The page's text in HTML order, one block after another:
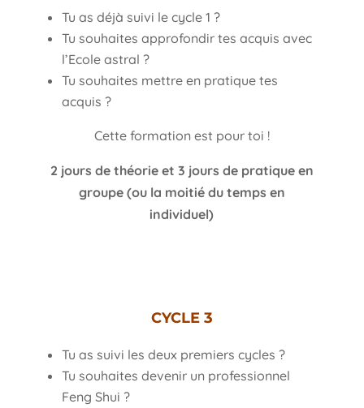
Tu as déjà suivi le cycle 1 ?
Tu souhaites approfondir tes acquis avec
l’Ecole astral ?
Tu souhaites mettre en pratique tes
acquis ?
Cette formation est pour toi !
2 jours de théorie et 3 jours de pratique en
groupe (ou la moitié du temps en
individuel)
CYCLE 3
Tu as suivi les deux premiers cycles ?
Tu souhaites devenir un professionnel
Feng Shui ?